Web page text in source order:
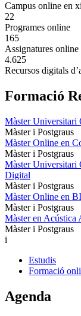
Campus online en
22
Programes online
165
Assignatures online
4.625
Recursos digitals
Formació
Màster Universitari
Màster i Postgraus
Màster Online en
Màster i Postgraus
Màster Universitari
Digital
Màster i Postgraus
Màster Online en
Màster i Postgraus
Màster en Acústica
Màster i Postgraus
i
Estudis
Formació
Agenda